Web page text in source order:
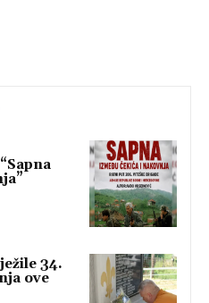
34.
ove